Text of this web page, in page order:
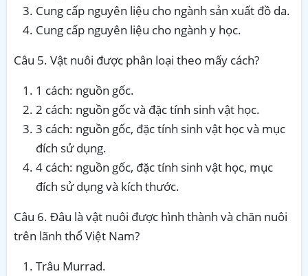
Cung cấp nguyên liệu cho ngành sản xuất đồ da.
Cung cấp nguyên liệu cho ngành y học.
Câu 5. Vật nuôi được phân loại theo mấy cách?
1 cách: nguồn gốc.
2 cách: nguồn gốc và đặc tính sinh vật học.
3 cách: nguồn gốc, đặc tính sinh vật học và mục
đích sử dụng.
4 cách: nguồn gốc, đặc tính sinh vật học, mục
đích sử dụng và kích thước.
Câu 6. Đâu là vật nuôi được hình thành và chăn nuôi
trên lãnh thổ Việt Nam?
Trâu Murrad.